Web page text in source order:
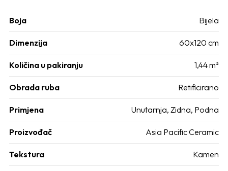
Boja Bijela
Dimenzija 60x120 cm
Količina u pakiranju 1,44 m²
Obrada ruba Retificirano
Primjena Unutarnja, Zidna, Podna
Proizvođač Asia Pacific Ceramic
Tekstura Kamen